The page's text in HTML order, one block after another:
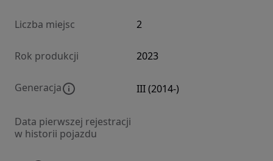
Liczba miejsc 2
Rok produkcji 2023
Generacja III (2014-)
Data pierwszej rejestracji
w historii pojazdu